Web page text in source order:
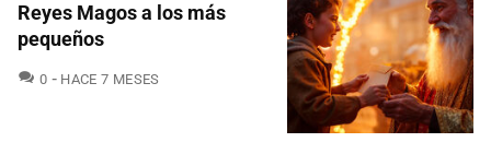
Reyes Magos a los más
pequeños
0 COMENTARIOS
HACE 7 MESES